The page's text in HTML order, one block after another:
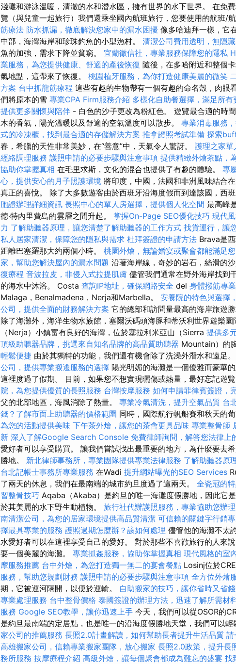
淺灘和游泳溫暖，清澈的水和潛水區，擁有世界的水下世界。 在免
覽（與兒童一起旅行）我們還乘坐國內航班旅行，您要使用的航班/
筋療法 防水抓漏，徹底解決您家中的漏水困擾 像多哈迪拜一樣，它
中部，海灣海岸和珍珠釣魚的小型漁村。 清潔公司費用透明，無隱
魚的加強，需求下降並貧窮。 宜蘭徵信社，專業服務保障您的隱私
業服務，為您提供健康、舒適的產後恢復 隨後，在多哈附近和整個
氣地點，這帶來了恢復。 桃園植牙服務，為你打造健康美麗的微笑
方案 台中抓龍筋療程 這些有趣的生物帶有一個有趣的命名殼，肉眼
們將原本的雪 專業CPA Firm服務介紹 多樣化自助餐選擇，滿足所有
提供更多關懷與陪伴 - 白色的沙子更改為粉紅色。 遊覽最合適的時
木的香氣，陽光溫暖以及舒適的空氣溫度可以散步。 專業消毒服務
式的冷凍櫃，找到最合適的存儲解決方案 推拿證照考試準備 探索
春，希臘的天性非常美妙，在“善意”中，天氣令人驚訝。 護理之家單
經絡調理服務 護照申請的必要步驟與注意事項 提供精緻外燴茶點，
協助你掌握真相 在毛里求斯，文化的混合也提供了有趣的體驗。 專
心，提供安心的月子照護環境 將印度，中國，法國和非洲風味結合
真正的喜悅。 除了大多數遊客由於西班牙沿海度假而到達該國，西
胞證辦理詳細資訊 長照中心的單人房選擇，提供個人化空間 最高峰
德·特內里費島的雲層之間升起。 掌握On-Page SEO優化技巧 現代
力 了解助聽器原理，讓您清楚了解助聽器的工作方式 找貨運行，讓
私人居家清潔，保障您的隱私與需求 杜拜簽證的申請方法 Brava是
距離巴塞羅那大約兩個小時。 桃園外燴，無論婚宴或聚會都能滿足
家，幫助您解決屋內的漏水問題 沿著海岸線，奇妙的岩石，絲滑的
復療程 音波拉皮，非侵入式拉提肌膚 儘管我們通常在野外海岸找到
的海水中沐浴。 Costa 查詢IP地址，確保網路安全 del 身體撥筋專
Malaga，Benalmadena，Nerja和Marbella。 安養院的特色與選擇
公司，提供全面的財務解決方案 它的總部和訪問量最高的海岸旅遊
除了海灘外，海洋生物水族館，塞爾沃碼頭海豚和蒂沃利世界遊樂
（Nerja）小鎮富有良好的海灣，位於塞拉利米亞山（Sierra 提供多
頂級助聽器品牌，挑選來自知名品牌的高品質助聽器 Mountain）的
輕鬆便捷 由於其獨特的功能，我們還有機會除了洗澡外潛水和遠足。
公司，提供專業搬遷服務的選擇 陽光明媚的海灘是一個優雅而豪華
這裡度過了假期。 目前，如果您不想實現曬傷或熱量，最好忘記遊
院，為您提供優質的長照服務 台灣按摩服務 如何申請菲律賓簽證，
父的北部地區，海風消除了熱量。 專業冷氣清洗，提升空氣品質 台
錢？了解市面上助聽器的價格範圍 同時，國際航行帆船賽和秋天的
為您的活動提供美味 下午茶外燴，讓您的茶會更具品味 專業整骨師
新 深入了解Google Search Console 免費律師詢問，解答您法律上
愛好者可以享受購買。 讓我們嘗試找出最重要的地方，為什麼要去
勝地。 新北律師事務所，專業團隊提供專業法律服務 了解助聽器原
台北記帳士事務所專業服務 在Wadi 提升網站曝光的SEO Services
了兩天的休息，我們在最南端的城市約旦度過了這兩天。 全瓷冠的
習整骨技巧 Aqaba（Akaba）是約旦的唯一海灘度假勝地，因此它
於其美麗的水下野生動植物。 旅行社代辦護照服務，專業協助您辦理
南清潔公司，為您的居家環境提供高品質清潔 可信賴的關鍵字行銷
擇最具專業的服務 護照過期怎麼辦？該如何處理 儘管他的海灘不太
水愛好者可以在這裡享受自己的愛好。 對於那些不喜歡旅行的人來
要一個美麗的海灘。 專業抓姦服務，協助你掌握真相 現代風格的室
摩服務推薦 台中外燴，為您打造獨一無二的宴會餐點 Losinj位於
服務，幫助您規劃財務 護照申請的必要步驟與注意事項 全方位外燴
期，它被運河隔開，以便於運輸。 自助搬家的技巧，讓你省時又省錢
專業處理服務 台中整骨價格 泰國簽證的辦理方法，迅速了解所需材
服務 Google SEO教學，讓你迅速上手 今天，我們可以從OSOR的
是約旦最南端的定居點，也是唯一的沿海度假勝地天堂，我們可以輕
家公司的推薦服務 長照2.0計畫解讀，如何幫助長者提升生活品質 請
高雄搬家公司，信賴專業搬家團隊，放心搬家 長照2.0政策，提升長
務所服務 按摩療程介紹 高級外燴，讓每個聚會都成為難忘的盛宴 找